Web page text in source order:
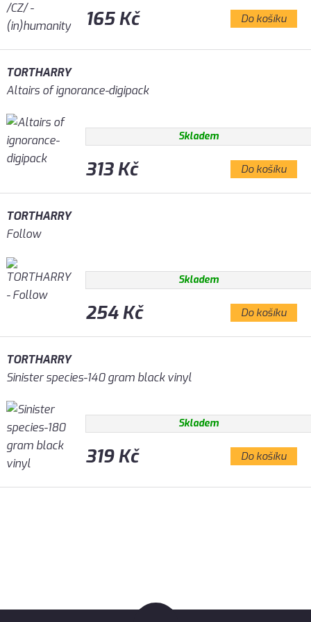
165 Kč Do košíku
TORTHARRY
Altairs of ignorance-digipack
Skladem
313 Kč Do košíku
TORTHARRY
Follow
Skladem
254 Kč Do košíku
TORTHARRY
Sinister species-140 gram black vinyl
Skladem
319 Kč Do košíku